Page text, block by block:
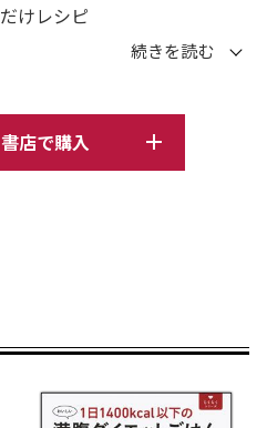
けレシピ
ピ
め献立
店で購入